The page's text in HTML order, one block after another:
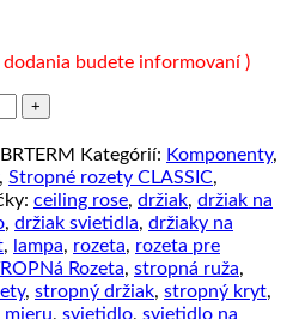
budete informovaní )
Kategórií: Komponenty,
, Stropné rozety CLASSIC,
ceiling rose, držiak, držiak na
, držiak svietidla, držiaky na
, lampa, rozeta, rozeta pre
Rozeta, stropná ruža,
, stropný držiak, stropný kryt,
mieru, svietidlo, svietidlo na